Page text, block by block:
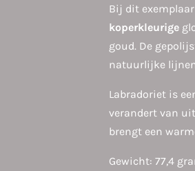
Bij dit
koperkleurige
goud. De
natuurlijke
Labradoriet is
verandert van
brengt een
Gewicht: 77,4